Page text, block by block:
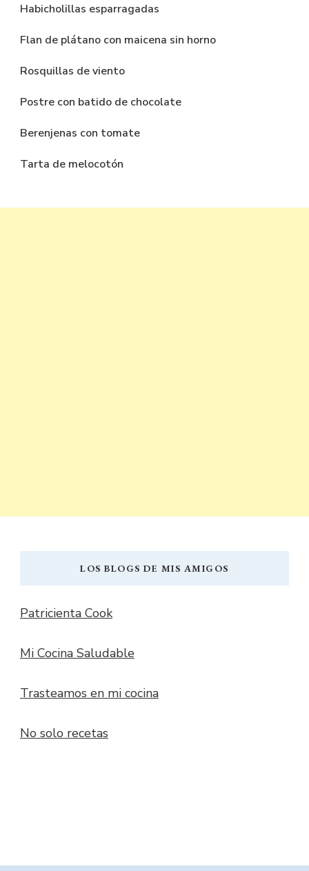
Habicholillas esparragadas
Flan de plátano con maicena sin horno
Rosquillas de viento
Postre con batido de chocolate
Berenjenas con tomate
Tarta de melocotón
LOS BLOGS DE MIS AMIGOS
Patricienta Cook
Mi Cocina Saludable
Trasteamos en mi cocina
No solo recetas